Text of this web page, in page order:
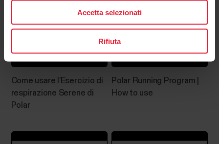
Accetta selezionati
Rifiuta
versione successiva (controllare le...
Errore di associazione del
dispositivo Polar all’app Flow
Come usare l’Esercizio di
respirazione Serene di
Polar
Polar Running Program |
How to use